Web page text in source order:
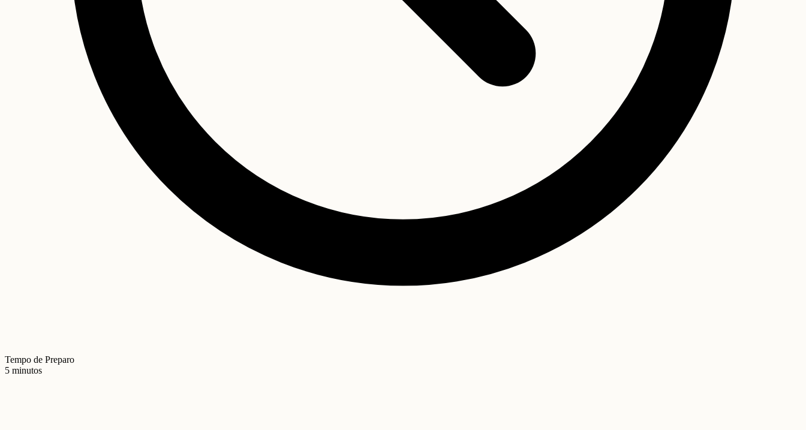
Tempo de Preparo
5 minutos